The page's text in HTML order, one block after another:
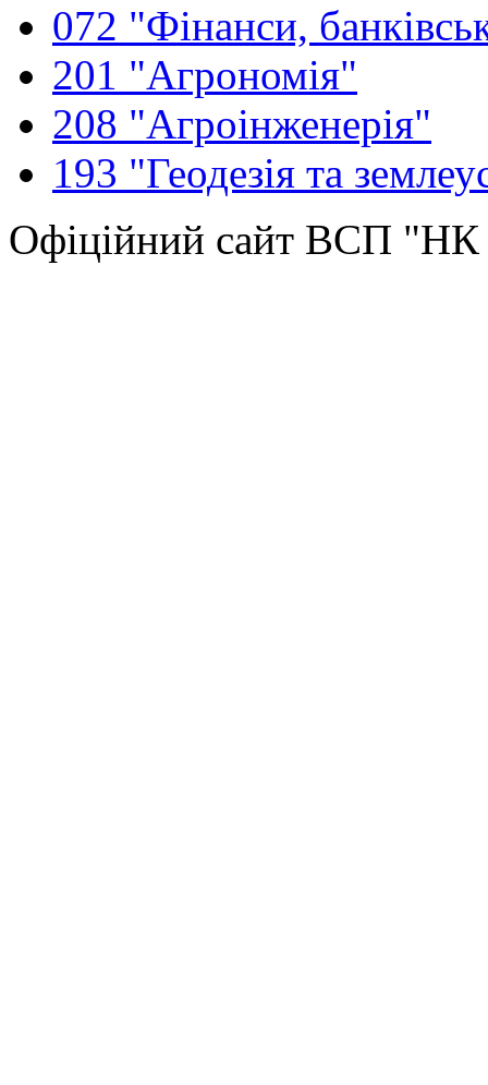
072 "Фінанси,
201 "Агрономія"
208 "Агроінженерія"
193 "Геодезія та
Офіційний сайт ВСП